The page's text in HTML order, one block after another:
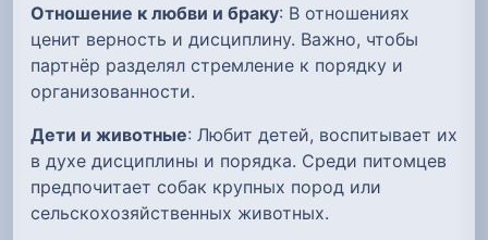
Отношение к любви и браку: В отношениях
ценит верность и дисциплину. Важно, чтобы
партнёр разделял стремление к порядку и
организованности.
Дети и животные: Любит детей, воспитывает их
в духе дисциплины и порядка. Среди питомцев
предпочитает собак крупных пород или
сельскохозяйственных животных.